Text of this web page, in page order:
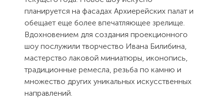
Как Вас
зовут?
Электронная
почта
Сообщение
Отправляя
Как Вас
зовут?
Контактный
телефон
Сообщение
Отправляя
Спасибо, мы
Вам
перезвоним.
планируется на фасадах Архиерейских палат и
обещает еще более впечатляющее зрелище.
Вдохновением для создания проекционного
шоу послужили творчество Ивана Билибина,
мастерство лаковой миниатюры, иконопись,
традиционные ремесла, резьба по камню и
множество других уникальных искусственных
направлений.